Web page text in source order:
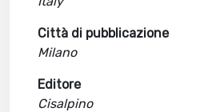
Città di pubblicazione
Milano
Editore
Cisalpino